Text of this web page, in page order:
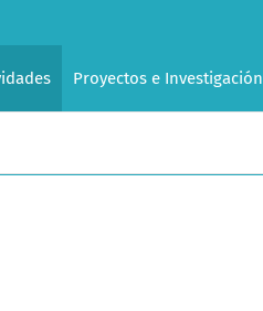
Proyectos e Investigación